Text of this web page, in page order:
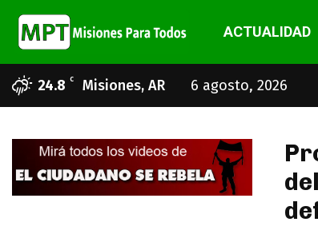
ACTUALIDAD
24.8 C Misiones, AR 6 agosto, 2026